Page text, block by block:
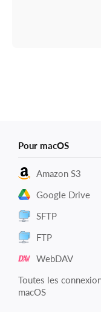
Pour macOS
Amazon S3
Google Drive
SFTP
FTP
WebDAV
Toutes les
macOS